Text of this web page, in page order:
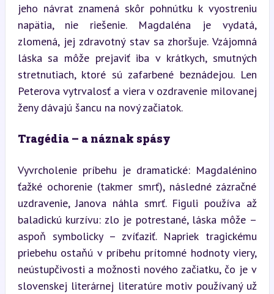
jeho návrat znamená skôr pohnútku k vyostreniu
napätia, nie riešenie. Magdaléna je vydatá,
zlomená, jej zdravotný stav sa zhoršuje. Vzájomná
láska sa môže prejaviť iba v krátkych, smutných
stretnutiach, ktoré sú zafarbené beznádejou. Len
Peterova vytrvalosť a viera v ozdravenie milovanej
ženy dávajú šancu na nový začiatok.
Tragédia – a náznak spásy
Vyvrcholenie príbehu je dramatické: Magdalénino
ťažké ochorenie (takmer smrť), následné zázračné
uzdravenie, Janova náhla smrť. Figuli používa až
baladickú kurzívu: zlo je potrestané, láska môže –
aspoň symbolicky – zvíťaziť. Napriek tragickému
priebehu ostaňú v príbehu prítomné hodnoty viery,
neústupčivosti a možnosti nového začiatku, čo je v
slovenskej literárnej literatúre motiv používaný už